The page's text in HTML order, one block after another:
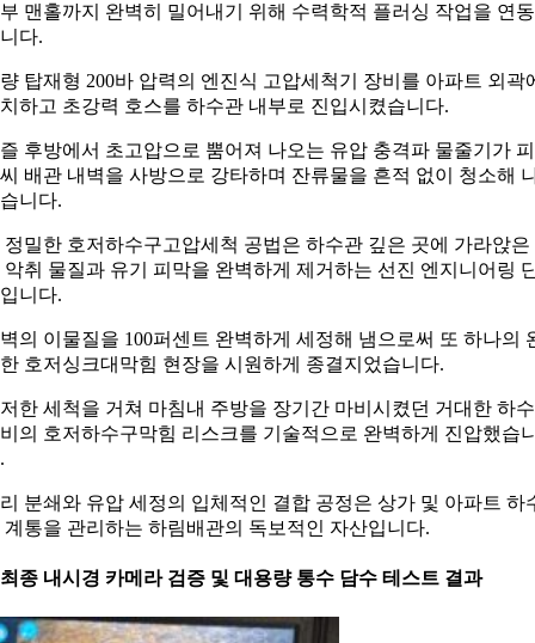
맨홀까지 완벽히 밀어내기 위해 수력학적 플러싱 작업을 연
다.
탑재형 200바 압력의 엔진식 고압세척기 장비를 아파트 외곽
하고 초강력 호스를 하수관 내부로 진입시켰습니다.
후방에서 초고압으로 뿜어져 나오는 유압 충격파 물줄기가
배관 내벽을 사방으로 강타하며 잔류물을 흔적 없이 청소해
니다.
정밀한 호저하수구고압세척 공법은 하수관 깊은 곳에 가라앉은
악취 물질과 유기 피막을 완벽하게 제거하는 선진 엔지니어링
니다.
의 이물질을 100퍼센트 완벽하게 세정해 냄으로써 또 하나의
호저싱크대막힘 현장을 시원하게 종결지었습니다.
한 세척을 거쳐 마침내 주방을 장기간 마비시켰던 거대한 하수
의 호저하수구막힘 리스크를 기술적으로 완벽하게 진압했습
분쇄와 유압 세정의 입체적인 결합 공정은 상가 및 아파트 하
계통을 관리하는 하림배관의 독보적인 자산입니다.
종 내시경 카메라 검증 및 대용량 통수 담수 테스트 결과